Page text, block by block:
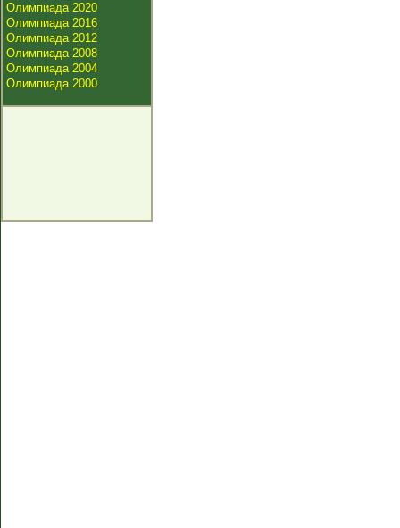
Олимпиада 2020
Олимпиада 2016
Олимпиада 2012
Олимпиада 2008
Олимпиада 2004
Олимпиада 2000